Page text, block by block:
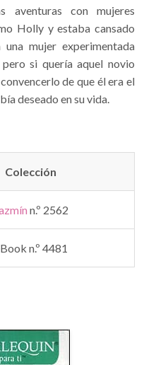
aventuras con mujeres
Holly y estaba cansado
mujer experimentada
si quería aquel novio
de que él era el
deseado en su vida.
Colección
n.º 2562
n.º 4481